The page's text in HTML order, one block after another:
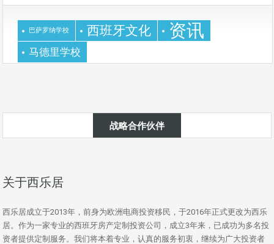
巴萨罗纳学校 西班牙文化 资讯
马德里学校
战略合作伙伴
关于西乐居
西乐居成立于2013年，前身为欧洲电商投资移民，于2016年正式更改为西乐
居。作为一家专业的西班牙房产定制投资公司，成立3年来，已成功为多名投
资者提供定制服务。我们将本着专业，认真的服务初衷，继续为广大投资者